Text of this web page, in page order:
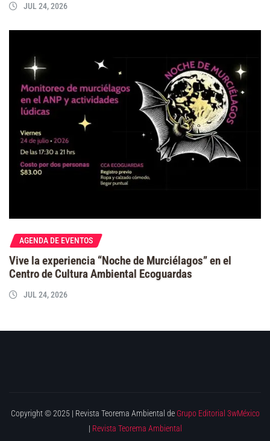
JUL 24, 2026
AGENDA DE EVENTOS
Vive la experiencia “Noche de Murciélagos” en el
Centro de Cultura Ambiental Ecoguardas
JUL 24, 2026
Copyright © 2025 | Revista Teorema Ambiental de Grupo Editorial 3wMéxico
| Revista Teorema Ambiental